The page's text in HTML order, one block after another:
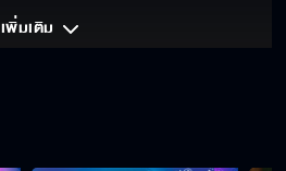
เพิ่มเติม